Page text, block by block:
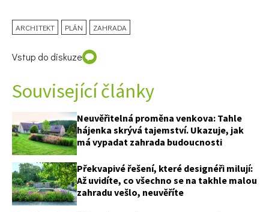
65 Kč
Objednat >
ARCHITEKT PLÁN ZAHRADA
Vstup do diskuze
Související články
Neuvěřitelná proměna venkova: Tahle
hájenka skrývá tajemství. Ukazuje, jak
má vypadat zahrada budoucnosti
Překvapivé řešení, které designéři milují:
Až uvidíte, co všechno se na takhle malou
zahradu vešlo, neuvěříte